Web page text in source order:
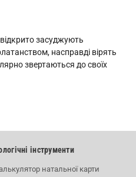
засуджують
насправді вірять
звертаються до своїх
інструменти
натальної карти